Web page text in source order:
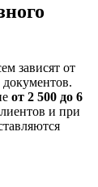
зависят от
от 2 500 до 6
и при